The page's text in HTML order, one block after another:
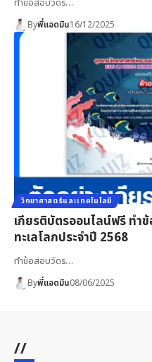
Byพี่แอดมิน16/12/2025
วิทยาศาสตร์และเทคโนโลยี
เกียรติบัตรออนไลน์ฟรี ทำข้
ทะเลโลกประจำปี 2568
ทำข้อสอบวัดร…
Byพี่แอดมิน08/06/2025
//